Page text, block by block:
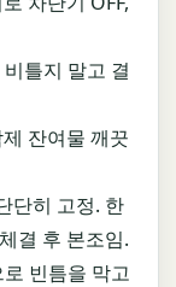
틀지 말고 결
잔여물 깨끗
단히 고정. 한
결 후 본조임.
빈틈을 막고